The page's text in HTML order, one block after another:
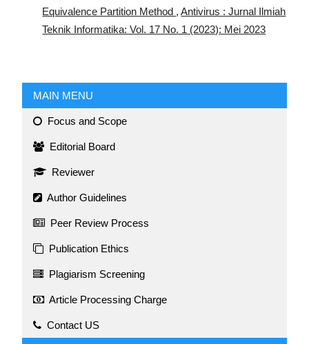
Equivalence Partition Method ,Antivirus : Jurnal Ilmiah
Teknik Informatika: Vol. 17 No. 1 (2023): Mei 2023
MAIN MENU
Focus and Scope
Editorial Board
Reviewer
Author Guidelines
Peer Review Process
Publication Ethics
Plagiarism Screening
Article Processing Charge
Contact US